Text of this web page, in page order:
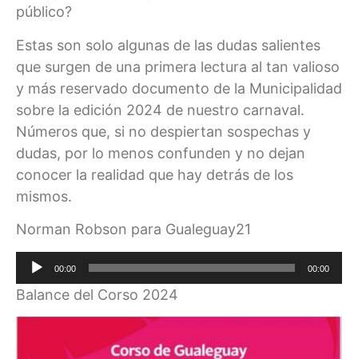
público?
Estas son solo algunas de las dudas salientes
que surgen de una primera lectura al tan valioso
y más reservado documento de la Municipalidad
sobre la edición 2024 de nuestro carnaval.
Números que, si no despiertan sospechas y
dudas, por lo menos confunden y no dejan
conocer la realidad que hay detrás de los
mismos.
Norman Robson para Gualeguay21
Reproductor
de
audio
00:00 00:00
Balance del Corso 2024